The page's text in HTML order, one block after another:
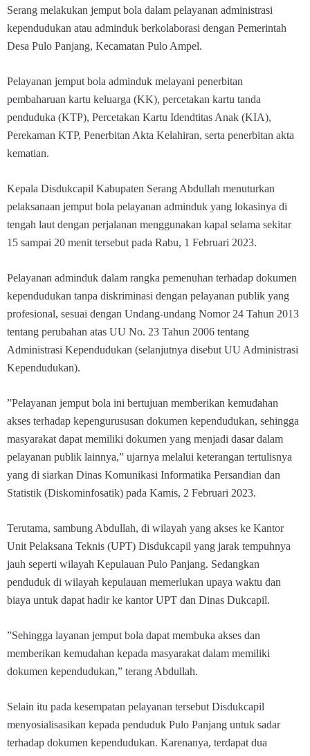
Serang melakukan jemput bola dalam pelayanan administrasi
kependudukan atau adminduk berkolaborasi dengan Pemerintah
Desa Pulo Panjang, Kecamatan Pulo Ampel.
Pelayanan jemput bola adminduk melayani penerbitan
pembaharuan kartu keluarga (KK), percetakan kartu tanda
penduduka (KTP), Percetakan Kartu Idendtitas Anak (KIA),
Perekaman KTP, Penerbitan Akta Kelahiran, serta penerbitan akta
kematian.
Kepala Disdukcapil Kabupaten Serang Abdullah menuturkan
pelaksanaan jemput bola pelayanan adminduk yang lokasinya di
tengah laut dengan perjalanan menggunakan kapal selama sekitar
15 sampai 20 menit tersebut pada Rabu, 1 Februari 2023.
Pelayanan adminduk dalam rangka pemenuhan terhadap dokumen
kependudukan tanpa diskriminasi dengan pelayanan publik yang
profesional, sesuai dengan Undang-undang Nomor 24 Tahun 2013
tentang perubahan atas UU No. 23 Tahun 2006 tentang
Administrasi Kependudukan (selanjutnya disebut UU Administrasi
Kependudukan).
”Pelayanan jemput bola ini bertujuan memberikan kemudahan
akses terhadap kepengurususan dokumen kependudukan, sehingga
masyarakat dapat memiliki dokumen yang menjadi dasar dalam
pelayanan publik lainnya,” ujarnya melalui keterangan tertulisnya
yang di siarkan Dinas Komunikasi Informatika Persandian dan
Statistik (Diskominfosatik) pada Kamis, 2 Februari 2023.
Terutama, sambung Abdullah, di wilayah yang akses ke Kantor
Unit Pelaksana Teknis (UPT) Disdukcapil yang jarak tempuhnya
jauh seperti wilayah Kepulauan Pulo Panjang. Sedangkan
penduduk di wilayah kepulauan memerlukan upaya waktu dan
biaya untuk dapat hadir ke kantor UPT dan Dinas Dukcapil.
”Sehingga layanan jemput bola dapat membuka akses dan
memberikan kemudahan kepada masyarakat dalam memiliki
dokumen kependudukan,” terang Abdullah.
Selain itu pada kesempatan pelayanan tersebut Disdukcapil
menyosialisasikan kepada penduduk Pulo Panjang untuk sadar
terhadap dokumen kependudukan. Karenanya, terdapat dua